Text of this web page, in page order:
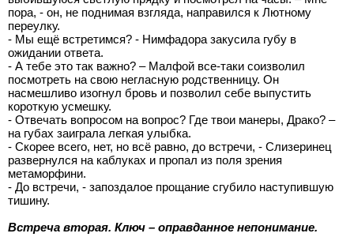
пора, - он, не поднимая взгляда, направился к Лютному
переулку.
- Мы ещё встретимся? - Нимфадора закусила губу в
ожидании ответа.
- А тебе это так важно? – Малфой все-таки соизволил
посмотреть на свою негласную родственницу. Он
насмешливо изогнул бровь и позволил себе выпустить
короткую усмешку.
- Отвечать вопросом на вопрос? Где твои манеры, Драко? –
на губах заиграла легкая улыбка.
- Скорее всего, нет, но всё равно, до встречи, - Слизеринец
развернулся на каблуках и пропал из поля зрения
метаморфини.
- До встречи, - запоздалое прощание сгубило наступившую
тишину.
Встреча вторая. Ключ – оправданное непонимание.